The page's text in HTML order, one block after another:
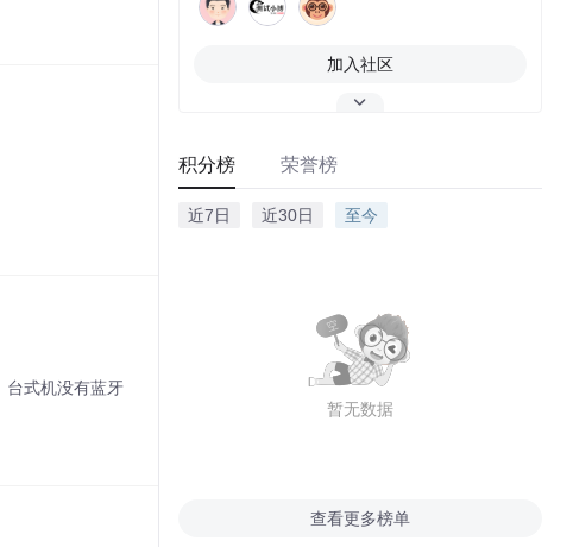
台式机没有蓝牙
加入社区
积分榜 荣誉榜
近7日 近30日 至今
暂无数据
查看更多榜单